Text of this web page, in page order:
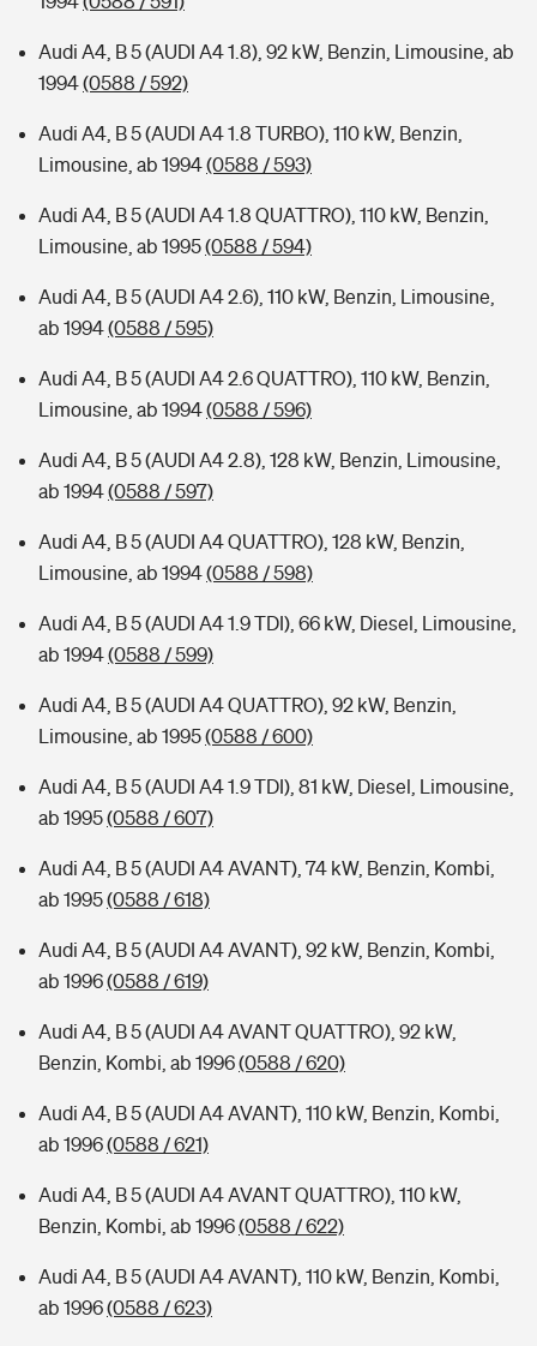
Kinderunfall-Check: Mehr Sicherheit für deine Kids
Typklassen: So ist Ihr Auto eingestuft
Audi A4, B 5 (AUDI A4 1.8), 92 kW, Benzin, Limousine, ab
1994(0588 / 592)
Audi A4, B 5 (AUDI A4 1.8 TURBO), 110 kW, Benzin,
Limousine, ab 1994(0588 / 593)
Audi A4, B 5 (AUDI A4 1.8 QUATTRO), 110 kW, Benzin,
Limousine, ab 1995(0588 / 594)
Audi A4, B 5 (AUDI A4 2.6), 110 kW, Benzin, Limousine,
ab 1994(0588 / 595)
Audi A4, B 5 (AUDI A4 2.6 QUATTRO), 110 kW, Benzin,
Limousine, ab 1994(0588 / 596)
Audi A4, B 5 (AUDI A4 2.8), 128 kW, Benzin, Limousine,
ab 1994(0588 / 597)
Audi A4, B 5 (AUDI A4 QUATTRO), 128 kW, Benzin,
Limousine, ab 1994(0588 / 598)
Audi A4, B 5 (AUDI A4 1.9 TDI), 66 kW, Diesel, Limousine,
ab 1994(0588 / 599)
Audi A4, B 5 (AUDI A4 QUATTRO), 92 kW, Benzin,
Limousine, ab 1995(0588 / 600)
Audi A4, B 5 (AUDI A4 1.9 TDI), 81 kW, Diesel, Limousine,
ab 1995(0588 / 607)
Audi A4, B 5 (AUDI A4 AVANT), 74 kW, Benzin, Kombi,
ab 1995(0588 / 618)
Audi A4, B 5 (AUDI A4 AVANT), 92 kW, Benzin, Kombi,
ab 1996(0588 / 619)
Audi A4, B 5 (AUDI A4 AVANT QUATTRO), 92 kW,
Benzin, Kombi, ab 1996(0588 / 620)
Audi A4, B 5 (AUDI A4 AVANT), 110 kW, Benzin, Kombi,
ab 1996(0588 / 621)
Audi A4, B 5 (AUDI A4 AVANT QUATTRO), 110 kW,
Benzin, Kombi, ab 1996(0588 / 622)
Audi A4, B 5 (AUDI A4 AVANT), 110 kW, Benzin, Kombi,
ab 1996(0588 / 623)